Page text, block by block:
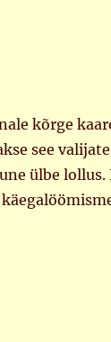
kõrge
see
ülbe